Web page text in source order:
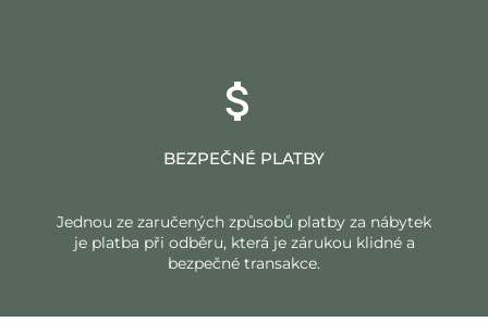
BEZPEČNÉ PLATBY
Jednou ze zaručených způsobů platby za nábytek
je platba při odběru, která je zárukou klidné a
bezpečné transakce.